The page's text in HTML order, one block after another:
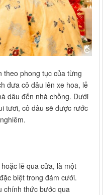
phong tục của từng
đưa cô dâu lên xe hoa, lễ
dâu đến nhà chồng. Dưới
tươi, cô dâu sẽ được rước
lễ qua cửa, là một
biệt trong đám cưới.
chính thức bước qua